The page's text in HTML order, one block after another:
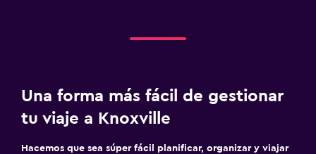
Una forma más fácil de gestionar
tu viaje a Knoxville
Hacemos que sea súper fácil planificar, organizar y viajar